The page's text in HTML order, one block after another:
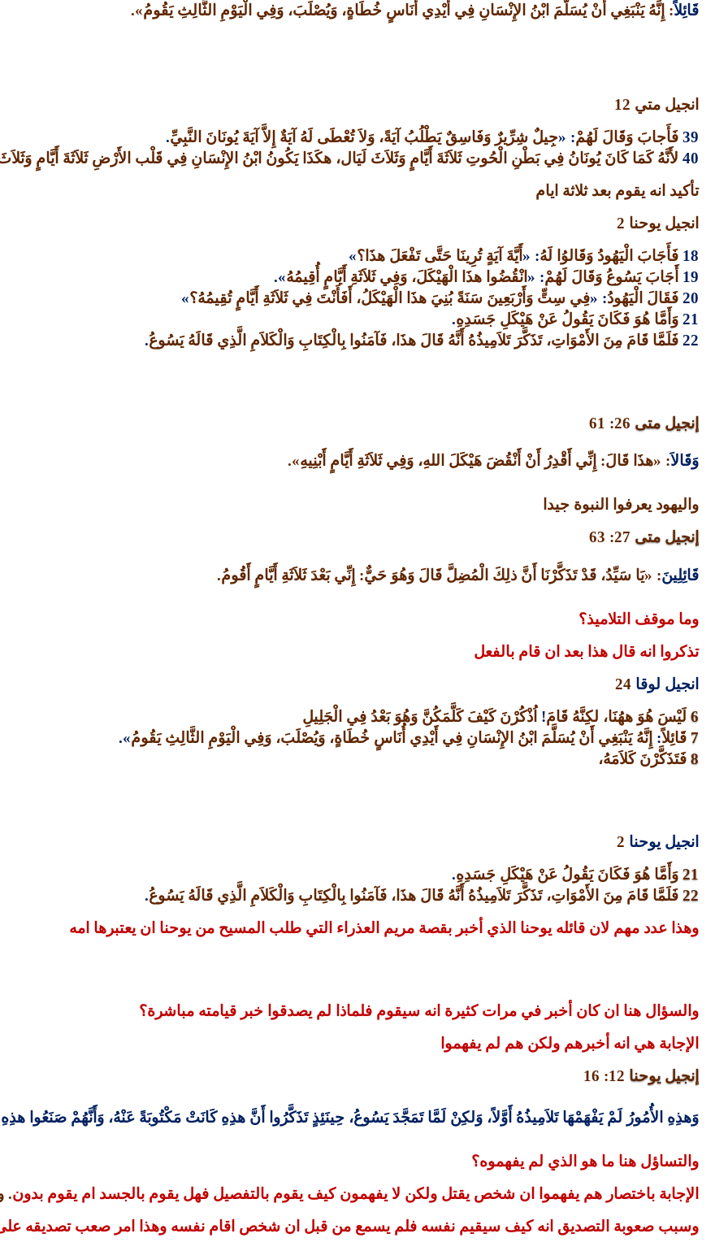
قَائِلاً: إِنَّهُ يَنْبَغِي أَنْ يُسَلَّمَ ابْنُ الإِنْسَانِ فِي أَيْدِي أُنَاسٍ خُطَاةٍ، وَيُصْلَبَ، وَفِي الْيَوْمِ الثَّالِثِ يَقُومُ».
انجيل متي 12
39 فَأَجابَ وَقَالَ لَهُمْ: «جِيلٌ شِرِّيرٌ وَفَاسِقٌ يَطْلُبُ آيَةً، وَلاَ تُعْطَى لَهُ آيَةٌ إِلاَّ آيَةَ يُونَانَ النَّبِيِّ.
40 لأَنَّهُ كَمَا كَانَ يُونَانُ فِي بَطْنِ الْحُوتِ ثَلاَثَةَ أَيَّامٍ وَثَلاَثَ لَيَال، هكَذَا يَكُونُ ابْنُ الإِنْسَانِ فِي قَلْب الأَرْضِ ثَلاَثَةَ أَيَّامٍ
تأكيد انه يقوم بعد ثلاثة ايام
انجيل يوحنا 2
18 فَأَجَابَ الْيَهُودُ وَقَالوُا لَهُ: «أَيَّةَ آيَةٍ تُرِينَا حَتَّى تَفْعَلَ هذَا؟»
19 أَجَابَ يَسُوعُ وَقَالَ لَهُمْ: « انْقُضُوا هذَا الْهَيْكَلَ، وَفِي ثَلاَثَةِ أَيَّامٍ أُقِيمُهُ».
20 فَقَالَ الْيَهُودُ: «فِي سِتٍّ وَأَرْبَعِينَ سَنَةً بُنِيَ هذَا الْهَيْكَلُ، أَفَأَنْتَ فِي ثَلاَثَةِ أَيَّامٍ تُقِيمُهُ؟»
21 وَأَمَّا هُوَ فَكَانَ يَقُولُ عَنْ هَيْكَلِ جَسَدِهِ.
22 فَلَمَّا قَامَ مِنَ الأَمْوَاتِ، تَذَكَّرَ تَلاَمِيذُهُ أَنَّهُ قَالَ هذَا، فَآمَنُوا بِالْكِتَابِ وَالْكَلاَمِ الَّذِي قَالَهُ يَسُوعُ.
إنجيل متى 26: 61
وَقَالاَ: «هذَا قَالَ: إِنِّي أَقْدِرُ أَنْ أَنْقُضَ هَيْكَلَ اللهِ، وَفِي ثَلاَثَةِ أَيَّامٍ أَبْنِيهِ».
واليهود يعرفوا النبوة جيدا
إنجيل متى 27: 63
قَائِلِينَ: «يَا سَيِّدُ، قَدْ تَذَكَّرْنَا أَنَّ ذلِكَ الْمُضِلَّ قَالَ وَهُوَ حَيٌّ: إِنِّي بَعْدَ ثَلاَثَةِ أَيَّامٍ أَقُومُ.
وما موقف التلاميذ؟
تذكروا انه قال هذا بعد ان قام بالفعل
انجيل لوقا 24
6 لَيْسَ هُوَ ههُنَا، لكِنَّهُ قَامَ! اُذْكُرْنَ كَيْفَ كَلَّمَكُنَّ وَهُوَ بَعْدُ فِي الْجَلِيلِ
7 قَائِلاً: إِنَّهُ يَنْبَغِي أَنْ يُسَلَّمَ ابْنُ الإِنْسَانِ فِي أَيْدِي أُنَاسٍ خُطَاةٍ، وَيُصْلَبَ، وَفِي الْيَوْمِ الثَّالِثِ يَقُومُ».
8 فَتَذَكَّرْنَ كَلاَمَهُ،
انجيل يوحنا 2
21 وَأَمَّا هُوَ فَكَانَ يَقُولُ عَنْ هَيْكَلِ جَسَدِهِ.
22 فَلَمَّا قَامَ مِنَ الأَمْوَاتِ، تَذَكَّرَ تَلاَمِيذُهُ أَنَّهُ قَالَ هذَا، فَآمَنُوا بِالْكِتَابِ وَالْكَلاَمِ الَّذِي قَالَهُ يَسُوعُ.
وهذا عدد مهم لان قائله يوحنا الذي أخبر بقصة مريم العذراء التي طلب المسيح من يوحنا ان يعتبرها امه
والسؤال هنا ان كان أخبر في مرات كثيرة انه سيقوم فلماذا لم يصدقوا خبر قيامته مباشرة؟
الإجابة هي انه أخبرهم ولكن هم لم يفهموا
إنجيل يوحنا 12: 16
وَهذِهِ الأُمُورُ لَمْ يَفْهَمْهَا تَلاَمِيذُهُ أَوَّلاً، وَلكِنْ لَمَّا تَمَجَّدَ يَسُوعُ، حِينَئِذٍ تَذَكَّرُوا أَنَّ هذِهِ كَانَتْ مَكْتُوبَةً عَنْهُ، وَأَنَّهُمْ صَنَعُوا
والتساؤل هنا ما هو الذي لم يفهموه؟
الإجابة باختصار هم يفهموا ان شخص يقتل ولكن لا يفهمون كيف يقوم بالتفصيل فهل يقوم بالجسد ام يقوم بدون.
وسبب صعوبة التصديق انه كيف سيقيم نفسه فلم يسمع من قبل ان شخص اقام نفسه وهذا امر صعب تصديقه